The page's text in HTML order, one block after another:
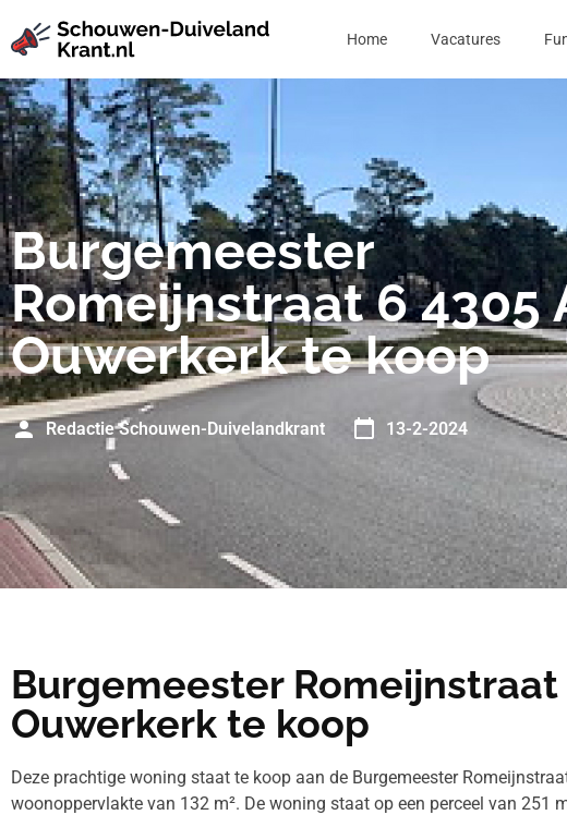
Home Vacatures
Burgemeester
Romeijnstraat 6 4305
Ouwerkerk te koop
Redactie Schouwen-Duivelandkrant 13-2-2024
Burgemeester Romeijnstraat
Ouwerkerk te koop
Deze prachtige woning staat te koop aan de Burgemeester
woonoppervlakte van 132 m². De woning staat op een perceel van 251